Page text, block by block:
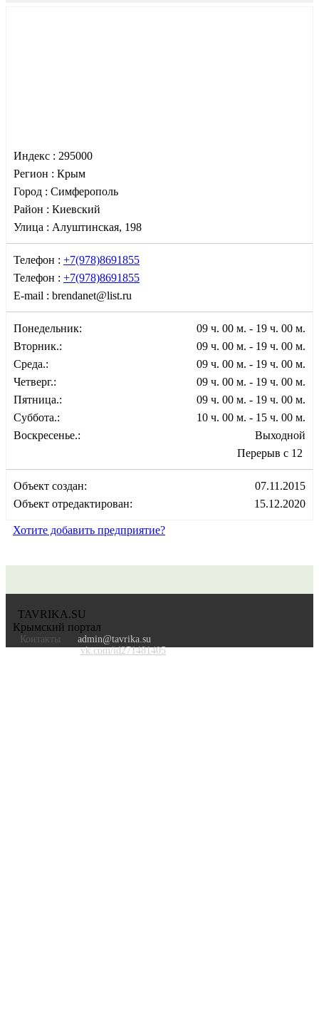
Индекс : 295000
Регион : Крым
Город : Симферополь
Район : Киевский
Улица : Алуштинская, 198
Телефон : +7(978)8691855
Телефон : +7(978)8691855
E-mail : brendanet@list.ru
Понедельник:
09 ч. 00 м. - 19 ч. 00 м.
Вторник.:
09 ч. 00 м. - 19 ч. 00 м.
Среда.:
09 ч. 00 м. - 19 ч. 00 м.
Четверг.:
09 ч. 00 м. - 19 ч. 00 м.
Пятница.:
09 ч. 00 м. - 19 ч. 00 м.
Суббота.:
10 ч. 00 м. - 15 ч. 00 м.
Воскресенье.:
Выходной
Перерыв с 12
Объект создан:
07.11.2015
Объект отредактирован:
15.12.2020
Хотите добавить предприятие?
TAVRIKA.SU
Крымский портал
Контакты
admin@tavrika.su
vk.com/id271481405